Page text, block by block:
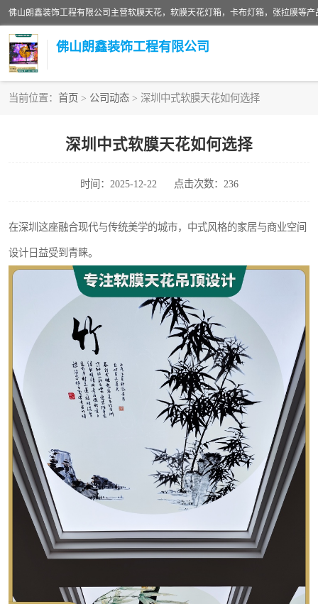
佛山朗鑫装饰工程有限公司
当前位置： 首页 > 公司动态 > 深圳中式软膜天花如何选择
深圳中式软膜天花如何选择
时间：2025-12-22 点击次数：236
在深圳这座融合现代与传统美学的城市，中式风格的家居与商业空间
设计日益受到青睐。